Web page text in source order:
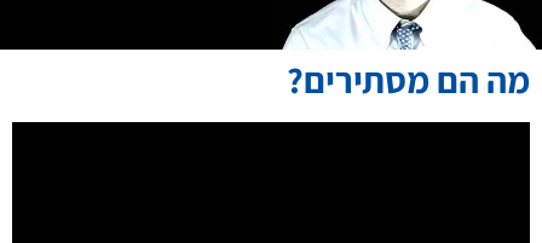
מה הם מסתירים?